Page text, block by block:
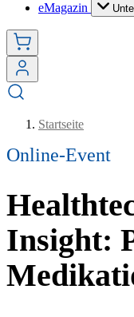
eMagazin
Startseite
Online-Event
Insight: